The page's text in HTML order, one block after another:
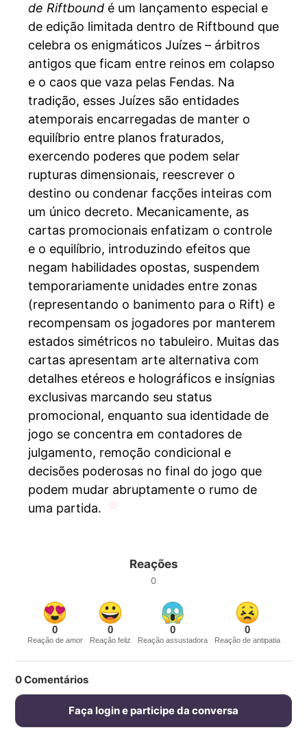
de Riftbound é um lançamento especial e
de edição limitada dentro de Riftbound que
celebra os enigmáticos Juízes – árbitros
antigos que ficam entre reinos em colapso
e o caos que vaza pelas Fendas. Na
tradição, esses Juízes são entidades
atemporais encarregadas de manter o
equilíbrio entre planos fraturados,
exercendo poderes que podem selar
rupturas dimensionais, reescrever o
destino ou condenar facções inteiras com
um único decreto. Mecanicamente, as
cartas promocionais enfatizam o controle
e o equilíbrio, introduzindo efeitos que
negam habilidades opostas, suspendem
temporariamente unidades entre zonas
(representando o banimento para o Rift) e
recompensam os jogadores por manterem
estados simétricos no tabuleiro. Muitas das
cartas apresentam arte alternativa com
detalhes etéreos e holográficos e insígnias
exclusivas marcando seu status
promocional, enquanto sua identidade de
jogo se concentra em contadores de
julgamento, remoção condicional e
decisões poderosas no final do jogo que
podem mudar abruptamente o rumo de
uma partida.
Reações
0
0
Reação de amor
0
Reação feliz
0
Reação assustadora
0
Reação de antipatia
0Comentários
Faça login e participe da conversa